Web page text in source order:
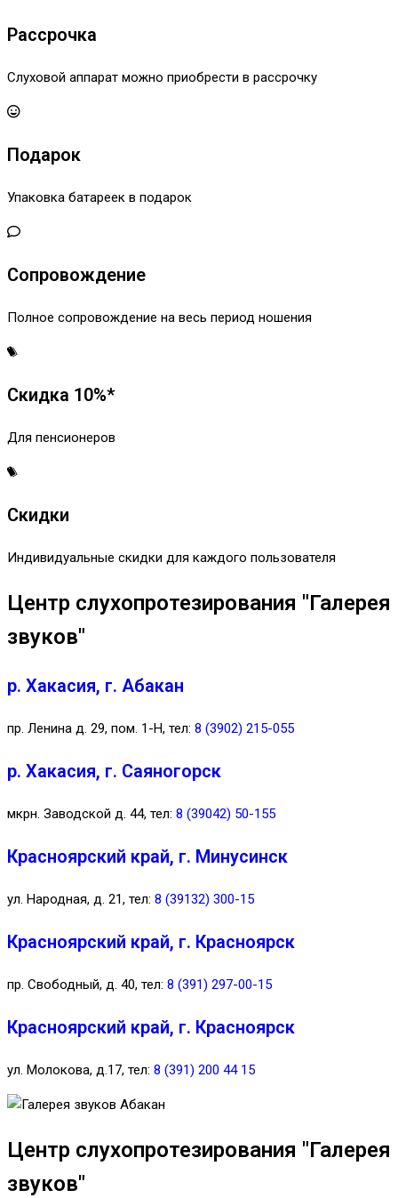
Рассрочка
Слуховой аппарат можно приобрести в рассрочку
Подарок
Упаковка батареек в подарок
Сопровождение
Полное сопровождение на весь период ношения
Скидка 10%*
Для пенсионеров
Скидки
Индивидуальные скидки для каждого пользователя
Центр слухопротезирования "Галерея
звуков"
р. Хакасия, г. Абакан
пр. Ленина д. 29, пом. 1-Н, тел: 8 (3902) 215-055
р. Хакасия, г. Саяногорск
мкрн. Заводской д. 44, тел: 8 (39042) 50-155
Красноярский край, г. Минусинск
ул. Народная, д. 21, тел: 8 (39132) 300-15
Красноярский край, г. Красноярск
пр. Свободный, д. 40, тел: 8 (391) 297-00-15
Красноярский край, г. Красноярск
ул. Молокова, д.17, тел: 8 (391) 200 44 15
Центр слухопротезирования "Галерея
звуков"